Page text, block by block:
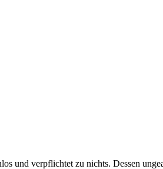
und ver­pflich­tet zu nichts. Dessen